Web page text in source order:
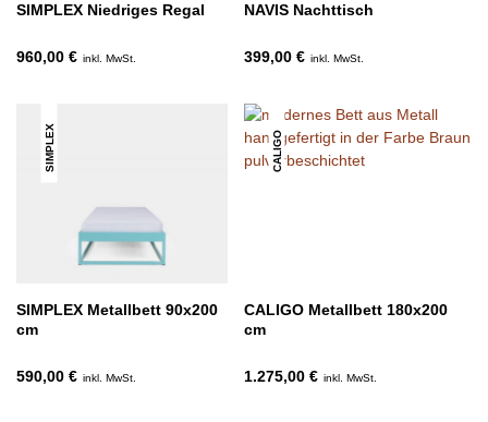
SIMPLEX Niedriges Regal
960,00 € inkl. MwSt.
NAVIS Nachttisch
399,00 € inkl. MwSt.
SIMPLEX
SIMPLEX Metallbett 90x200
cm
590,00 € inkl. MwSt.
CALIGO
CALIGO Metallbett 180x200
cm
1.275,00 € inkl. MwSt.